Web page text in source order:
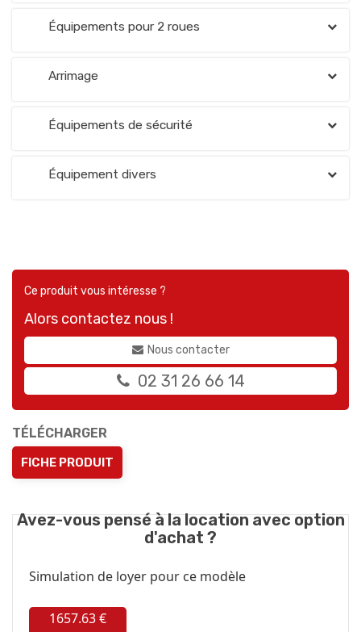
Équipements pour 2 roues
Arrimage
Équipements de sécurité
Équipement divers
Ce produit vous intéresse ?
Alors contactez nous !
Nous contacter
02 31 26 66 14
TÉLÉCHARGER
FICHE PRODUIT
Avez-vous pensé à la location avec option
d'achat ?